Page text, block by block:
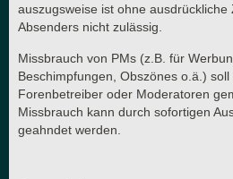
auszugsweise ist ohne ausdrückliche
Absenders nicht zulässig.
Missbrauch von PMs (z.B. für
Beschimpfungen, Obszönes o.ä.)
Forenbetreiber oder Moderatoren
Missbrauch kann durch sofortigen
geahndet werden.